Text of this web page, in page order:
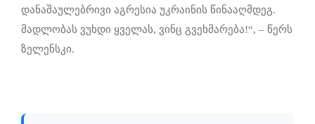
დანაშაულებრივი აგრესია უკრაინის წინააღმდეგ.
მადლობას ვუხდი ყველას, ვინც გვეხმარება!“, – წერს
ზელენსკი.